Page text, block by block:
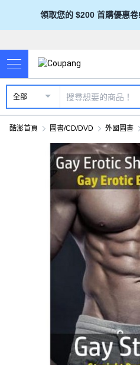
領取您的 $200 首購優惠卷!
全部
酷澎首頁 圖書/CD/DVD 外國圖書